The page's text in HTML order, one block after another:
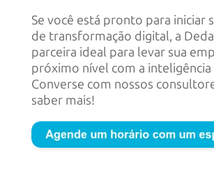
Se você está pronto para iniciar
de transformação digital, a
parceira ideal para levar sua
próximo nível com a
Converse com nossos
saber mais!